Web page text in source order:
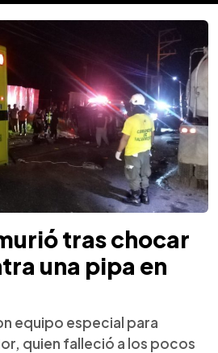
tras chocar
una pipa en
equipo especial para
quien falleció a los pocos